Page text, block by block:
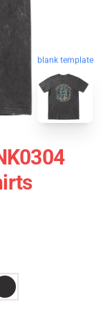
blank template